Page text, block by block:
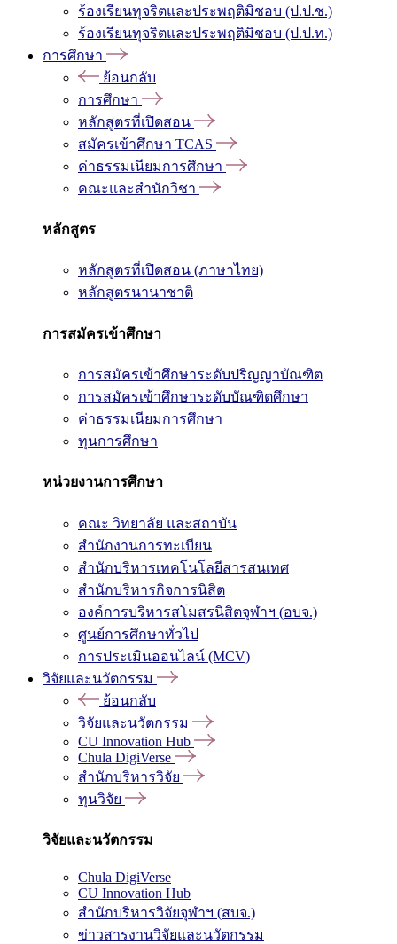
ร้องเรียนทุจริตและประพฤติมิชอบ (ป.ป.ช.)
ร้องเรียนทุจริตและประพฤติมิชอบ (ป.ป.ท.)
การศึกษา
ย้อนกลับ
การศึกษา
หลักสูตรที่เปิดสอน
สมัครเข้าศึกษา TCAS
ค่าธรรมเนียมการศึกษา
คณะและสำนักวิชา
หลักสูตร
หลักสูตรที่เปิดสอน (ภาษาไทย)
หลักสูตรนานาชาติ
การสมัครเข้าศึกษา
การสมัครเข้าศึกษาระดับปริญญาบัณฑิต
การสมัครเข้าศึกษาระดับบัณฑิตศึกษา
ค่าธรรมเนียมการศึกษา
ทุนการศึกษา
หน่วยงานการศึกษา
คณะ วิทยาลัย และสถาบัน
สำนักงานการทะเบียน
สำนักบริหารเทคโนโลยีสารสนเทศ
สำนักบริหารกิจการนิสิต
องค์การบริหารสโมสรนิสิตจุฬาฯ (อบจ.)
ศูนย์การศึกษาทั่วไป
การประเมินออนไลน์ (MCV)
วิจัยและนวัตกรรม
ย้อนกลับ
วิจัยและนวัตกรรม
CU Innovation Hub
Chula DigiVerse
สำนักบริหารวิจัย
ทุนวิจัย
วิจัยและนวัตกรรม
Chula DigiVerse
CU Innovation Hub
สำนักบริหารวิจัยจุฬาฯ (สบจ.)
ข่าวสารงานวิจัยและนวัตกรรม